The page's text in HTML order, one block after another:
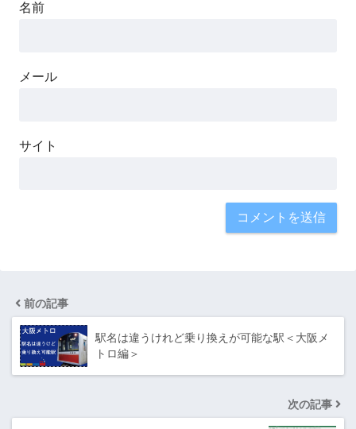
名前
メール
サイト
前の記事
駅名は違うけれど乗り換えが可能な駅＜大阪メ
トロ編＞
次の記事